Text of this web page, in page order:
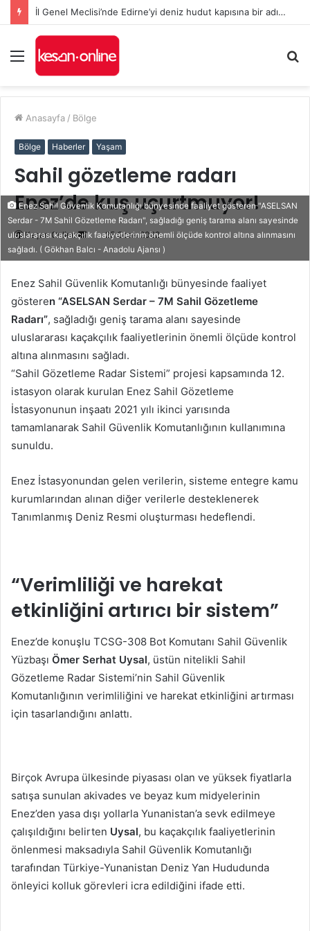
İl Genel Meclisi’nde Edirne’yi deniz hudut kapısına bir adım daha yaklaştıran Enez Limanı kararı
Menü
...
Anasayfa / Bölge
Bölge Haberler Yaşam
Sahil gözetleme radarı
Enez’de kuş uçurtmuyor!
Keşan Online
Bir
e-
göndermek
25 Ocak 2022
Enez Sahil Güvenlik Komutanlığı bünyesinde faaliyet gösteren "ASELSAN
Serdar - 7M Sahil Gözetleme Radarı", sağladığı geniş tarama alanı sayesinde
uluslararası kaçakçılık faaliyetlerinin önemli ölçüde kontrol altına alınmasını
sağladı. ( Gökhan Balcı - Anadolu Ajansı )
Enez Sahil Güvenlik Komutanlığı bünyesinde faaliyet
gösteren “ASELSAN Serdar – 7M Sahil Gözetleme
Radarı”, sağladığı geniş tarama alanı sayesinde
uluslararası kaçakçılık faaliyetlerinin önemli ölçüde kontrol
altına alınmasını sağladı.
“Sahil Gözetleme Radar Sistemi” projesi kapsamında 12.
istasyon olarak kurulan Enez Sahil Gözetleme
İstasyonunun inşaatı 2021 yılı ikinci yarısında
tamamlanarak Sahil Güvenlik Komutanlığının kullanımına
sunuldu.
Enez İstasyonundan gelen verilerin, sisteme entegre kamu
kurumlarından alınan diğer verilerle desteklenerek
Tanımlanmış Deniz Resmi oluşturması hedeflendi.
“Verimliliği ve harekat
etkinliğini artırıcı bir sistem”
Enez’de konuşlu TCSG-308 Bot Komutanı Sahil Güvenlik
Yüzbaşı Ömer Serhat Uysal, üstün nitelikli Sahil
Gözetleme Radar Sistemi’nin Sahil Güvenlik
Komutanlığının verimliliğini ve harekat etkinliğini artırması
için tasarlandığını anlattı.
Birçok Avrupa ülkesinde piyasası olan ve yüksek fiyatlarla
satışa sunulan akivades ve beyaz kum midyelerinin
Enez’den yasa dışı yollarla Yunanistan’a sevk edilmeye
çalışıldığını belirten Uysal, bu kaçakçılık faaliyetlerinin
önlenmesi maksadıyla Sahil Güvenlik Komutanlığı
tarafından Türkiye-Yunanistan Deniz Yan Hududunda
önleyici kolluk görevleri icra edildiğini ifade etti.